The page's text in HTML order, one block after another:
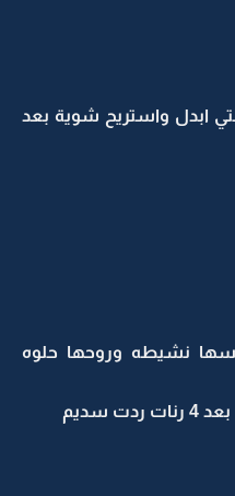
ابدل واستريح شوية بعد
نشيطه وروحها حلوه
سديم